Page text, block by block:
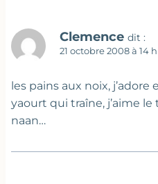
Clemence dit :
21 octobre 2008 à 14
les pains aux noix,
yaourt qui traîne, j’aime
naan…